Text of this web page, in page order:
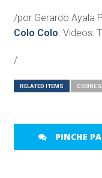
/por Gerardo Ayala
Colo Colo. Videos:
/
RELATED ITEMS
PINCHE